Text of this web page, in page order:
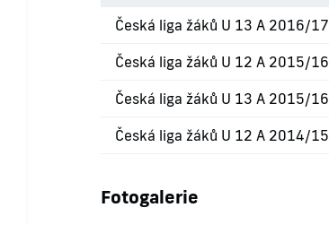
Česká liga žáků U 13 A 2016/17
Česká liga žáků U 12 A 2015/16
Česká liga žáků U 13 A 2015/16
Česká liga žáků U 12 A 2014/15
Fotogalerie